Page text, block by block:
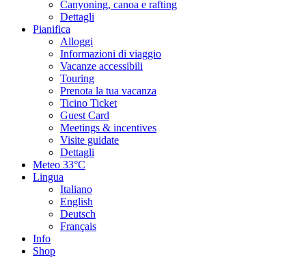
Canyoning, canoa e rafting
Dettagli
Pianifica
Alloggi
Informazioni di viaggio
Vacanze accessibili
Touring
Prenota la tua vacanza
Ticino Ticket
Guest Card
Meetings & incentives
Visite guidate
Dettagli
Meteo 33°C
Lingua
Italiano
English
Deutsch
Français
Info
Shop